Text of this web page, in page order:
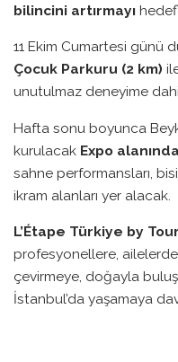
bilincini artırmayı
11 Ekim Cumartesi günü
Çocuk Parkuru (2 km)
unutulmaz deneyime
Hafta sonu boyunca
kurulacak Expo alanında
sahne performansları,
ikram alanları yer alacak.
L’Étape Türkiye by
profesyonellere,
çevirmeye, doğayla
İstanbul’da yaşamaya